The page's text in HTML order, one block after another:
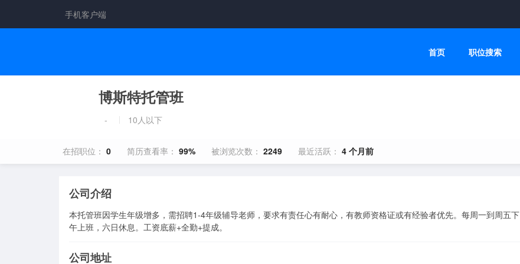
手机客户端
首页 职位搜索
博斯特托管班
- 10人以下
在招职位： 0 简历查看率： 99% 被浏览次数： 2249 最近活跃： 4 个月前
公司介绍
本托管班因学生年级增多，需招聘1-4年级辅导老师，要求有责任心有耐心，有教师资格证或有经验者优先。每周一到周五下
午上班，六日休息。工资底薪+全勤+提成。
公司地址